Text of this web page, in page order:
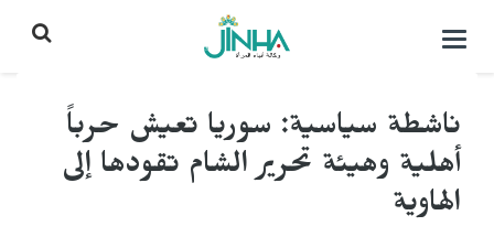
التحكم
ناشطة سياسية: سوريا تعيش حرباً
أهلية وهيئة تحرير الشام تقودها إلى
الهاوية